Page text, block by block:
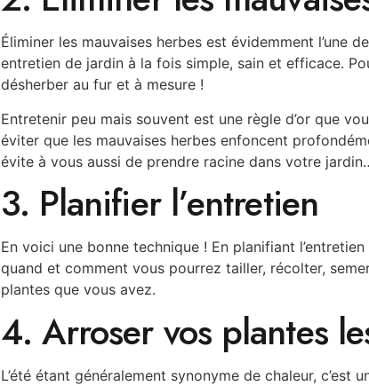
Éliminer les mauvaises herbes est évidemment l’une
entretien de jardin à la fois simple, sain et efficace.
désherber au fur et à mesure !
Entretenir peu mais souvent est une règle d’or que
éviter que les mauvaises herbes enfoncent
évite à vous aussi de prendre racine dans votre
3. Planifier l’entretien
En voici une bonne technique ! En planifiant
quand et comment vous pourrez tailler, récolter,
plantes que vous avez.
4. Arroser vos plantes
L’été étant généralement synonyme de chaleur, c’est